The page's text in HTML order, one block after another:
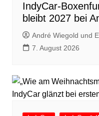
IndyCar-
bleibt 2027 bei
André Wiegold und
7. August 2026